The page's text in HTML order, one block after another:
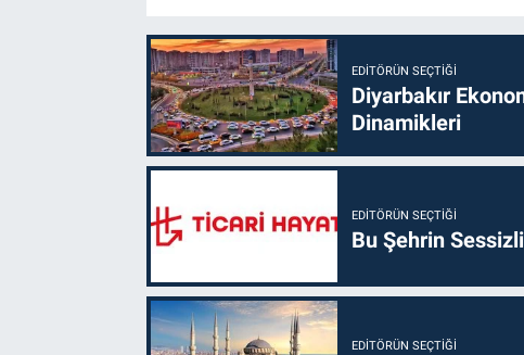
EDITÖRÜN SEÇTIĞI
Diyarbakır
Dinamikleri
EDITÖRÜN SEÇTIĞI
Bu Şehrin
EDITÖRÜN SEÇTIĞI